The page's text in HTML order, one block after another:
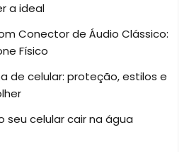
a ideal
Conector de Áudio Clássico:
Físico
de celular: proteção, estilos e
seu celular cair na água